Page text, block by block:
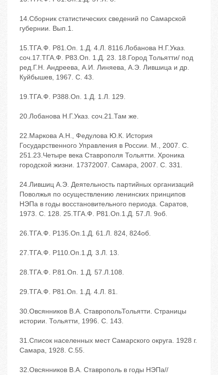
14.Сборник статистических сведений по Самарской
губернии. Вып.1.
15.ТГА.‬Ф. Р81.‬Оп. 1.‬Д. 4.‬Л. 8116.Лобанова Н.Г.Указ.
соч.17.ТГА.‬Ф. Р83.‬Оп. 1.‬Д. 23. 18.Город Тольятти/ под
ред.Г.Н. Андреева, А.И. Линяева, А.Э. Лившица и др.
‬Куйбышев, 1967. ‬С. 43.
19.ТГА.‬Ф. Р388.‬Оп. 1.‬Д. 1.‬Л. 129.
20.Лобанова Н.Г.Указ. соч.21.Там же.
22.Маркова А.Н., Федулова Ю.К. История
Государственного Управления в России. ‬М., 2007. ‬С.
251.23.Четыре века Ставрополя ‬Тольятти. Хроника
городской жизни. 1737‬2007. ‬Самара, 2007. ‬С. 331.
24.Лившиц А.Э. Деятельность партийных организаций
Поволжья по осуществлению ленинских принципов
НЭПа в годы восстановительного периода. ‬Саратов,
1973. ‬С. 128. 25.ТГА.‬Ф. Р81.‬Оп.1.‬Д. 57.‬Л. 9об.
26.ТГА.‬Ф. Р135.‬Оп.1.‬Д. 61.‬Л. 824, 824об.
27.ТГА.‬Ф. Р110.‬Оп.1.‬Д. 3.‬Л. 13.
28.ТГА.‬Ф. Р.81.‬Оп. 1.‬Д. 57.‬Л.108.
29.ТГА.‬Ф. Р81.‬Оп. 1.‬Д. 4.‬Л. 81.
30.Овсянников В.А. СтавропольТольятти. Страницы
истории. ‬Тольятти, 1996. ‬С. 143.
31.Список населенных мест Самарского округа. 1928 г.
‬Самара, 1928. ‬С.55.
32.Овсянников В.А. Ставрополь в годы НЭПа//